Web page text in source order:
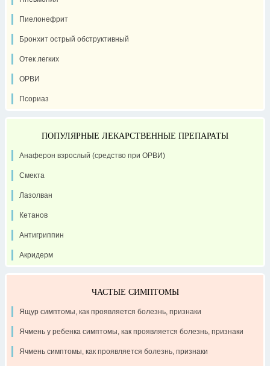
Пиелонефрит
Бронхит острый обструктивный
Отек легких
ОРВИ
Псориаз
ПОПУЛЯРНЫЕ ЛЕКАРСТВЕННЫЕ ПРЕПАРАТЫ
Анаферон взрослый (средство при ОРВИ)
Смекта
Лазолван
Кетанов
Антигриппин
Акридерм
ЧАСТЫЕ СИМПТОМЫ
Ящур симптомы, как проявляется болезнь, признаки
Ячмень у ребенка симптомы, как проявляется болезнь, признаки
Ячмень симптомы, как проявляется болезнь, признаки